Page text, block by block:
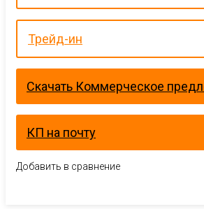
Трейд-ин
Скачать Коммерческое
КП на почту
Добавить в сравнение